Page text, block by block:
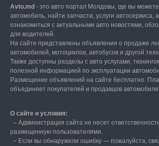
Avto.md - это авто портал Молдовы, где вы
автомобиль, найти запчасти, услуги автосервиса,
ознакомиться с актуальными авто новостями,
для водителей.
На сайте представлены объявления о продаже
автомобилей, мотоциклов, автобусов и другой
Также доступны разделы с авто услугами,
полезной информацией по эксплуатации
Размещение объявлений на сайте бесплатно.
объединяет покупателей и продавцов
О сайте и условия:
– Администрация сайта не несет
размещенную пользователями.
– Если вы обнаружили ошибку — пожалуйста,